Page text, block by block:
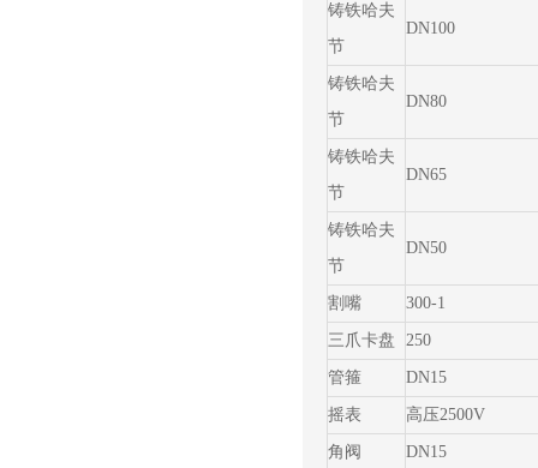
铸铁哈夫
节
DN100
铸铁哈夫
节
DN80
铸铁哈夫
节
DN65
铸铁哈夫
节
DN50
割嘴 300-1
三爪卡盘 250
管箍 DN15
摇表 高压2500V
角阀 DN15